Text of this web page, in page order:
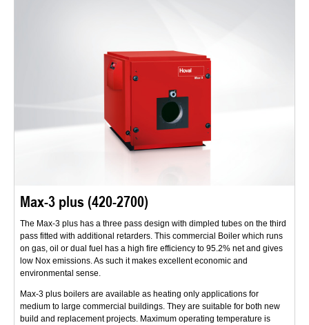
Max-3 plus (420-2700)
The Max-3 plus has a three pass design with dimpled tubes on the third
pass fitted with additional retarders. This commercial Boiler which runs
on gas, oil or dual fuel has a high fire efficiency to 95.2% net and gives
low Nox emissions. As such it makes excellent economic and
environmental sense.
Max-3 plus boilers are available as heating only applications for
medium to large commercial buildings. They are suitable for both new
build and replacement projects. Maximum operating temperature is